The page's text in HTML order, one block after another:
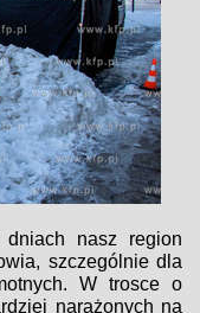
nasz region
szczególnie dla
W trosce o
narażonych na